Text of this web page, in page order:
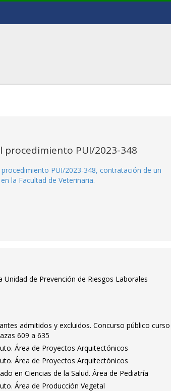
procedimiento PUI/2023-348
PUI/2023-348, contratación de un
la Facultad de Veterinaria.
de Prevención de Riesgos Laborales
admitidos y excluidos. Concurso público curso
609 a 635
Área de Proyectos Arquitectónicos
Área de Proyectos Arquitectónicos
en Ciencias de la Salud. Área de Pediatría
Área de Producción Vegetal